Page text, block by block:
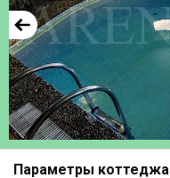
Параметры коттеджа